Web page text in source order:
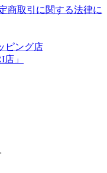
商取引に関する法律に
ピング店
」